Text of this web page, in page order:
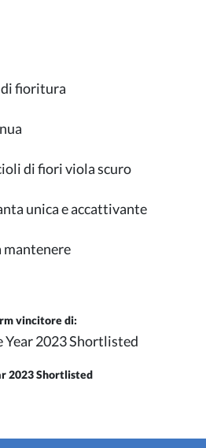
fioritura
di fiori viola scuro
unica e accattivante
mantenere
vincitore di:
Year 2023 Shortlisted